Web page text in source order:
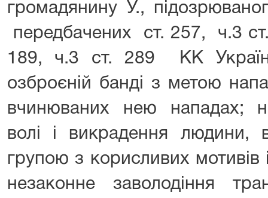
громадянину У.,
передбачених ст. 257, ч.3
189, ч.3 ст. 289 КК
озброєній банді з метою
вчинюваних нею нападах;
волі і викрадення людини,
групою з корисливих мотивів
незаконне заволодіння